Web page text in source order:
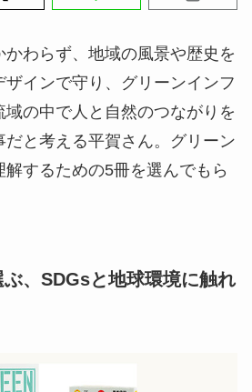
わらず、地域の風景や歴史を
ザインで守り、グリーンインフ
域の中で人と自然のつながりを
と考える平賀さん。グリーン
解するための5冊を選んでもら
、SDGsと地球環境に触れ